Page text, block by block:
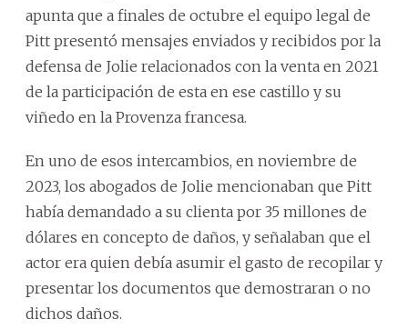
apunta que a finales de octubre el equipo legal de
Pitt presentó mensajes enviados y recibidos por la
defensa de Jolie relacionados con la venta en 2021
de la participación de esta en ese castillo y su
viñedo en la Provenza francesa.
En uno de esos intercambios, en noviembre de
2023, los abogados de Jolie mencionaban que Pitt
había demandado a su clienta por 35 millones de
dólares en concepto de daños, y señalaban que el
actor era quien debía asumir el gasto de recopilar y
presentar los documentos que demostraran o no
dichos daños.